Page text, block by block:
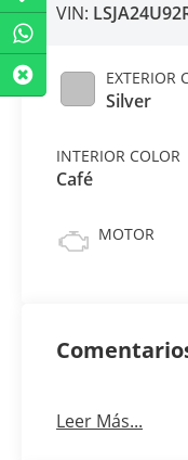
VIN:
EXTERIOR
Silver
INTERIOR COLOR
Café
MOTOR
Leer Más...